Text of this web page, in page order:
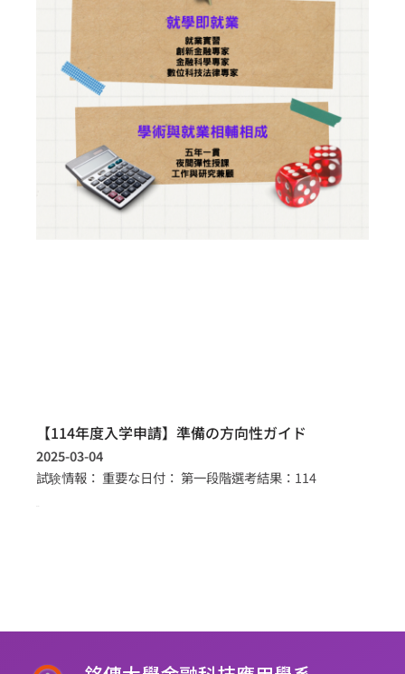
【114年度入学申請】準備の方向性ガイド
2025-03-04
試験情報： 重要な日付： 第一段階選考結果：114